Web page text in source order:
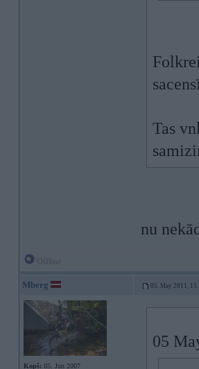
Tas
nu
Mberg 05. May 2011,
Kopš: 05. Jun 2007
05